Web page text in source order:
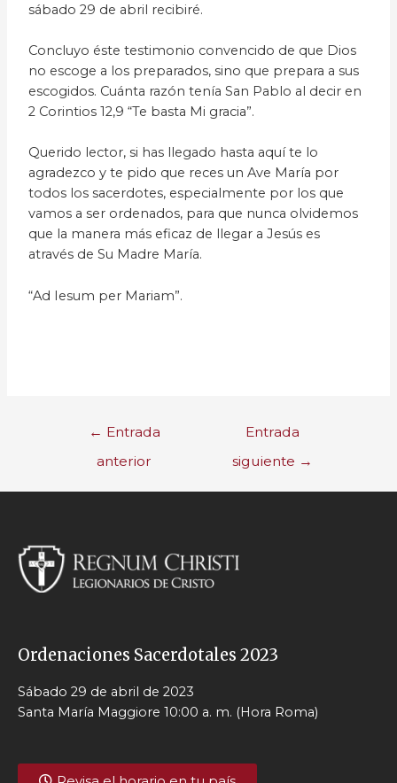
sábado 29 de abril recibiré.
Concluyo éste testimonio convencido de que Dios
no escoge a los preparados, sino que prepara a sus
escogidos. Cuánta razón tenía San Pablo al decir en
2 Corintios 12,9 “Te basta Mi gracia”.
Querido lector, si has llegado hasta aquí te lo
agradezco y te pido que reces un Ave María por
todos los sacerdotes, especialmente por los que
vamos a ser ordenados, para que nunca olvidemos
que la manera más eficaz de llegar a Jesús es
através de Su Madre María.
“Ad Iesum per Mariam”.
← Entrada
anterior
Entrada
siguiente →
Ordenaciones Sacerdotales 2023
Sábado 29 de abril de 2023
Santa María Maggiore 10:00 a. m. (Hora Roma)